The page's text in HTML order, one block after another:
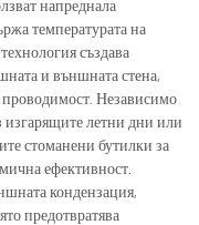
напреднала
температурата на
създава
и външната стена,
проводимост. Независимо
изгарящите летни дни или
стоманени бутилки за
ефективност.
кондензация,
предотвратява